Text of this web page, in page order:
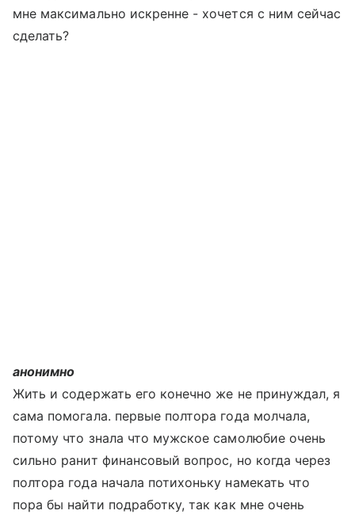
мне максимально искренне - хочется с ним сейчас
сделать?
анонимно
Жить и содержать его конечно же не принуждал, я
сама помогала. первые полтора года молчала,
потому что знала что мужское самолюбие очень
сильно ранит финансовый вопрос, но когда через
полтора года начала потихоньку намекать что
пора бы найти подработку, так как мне очень